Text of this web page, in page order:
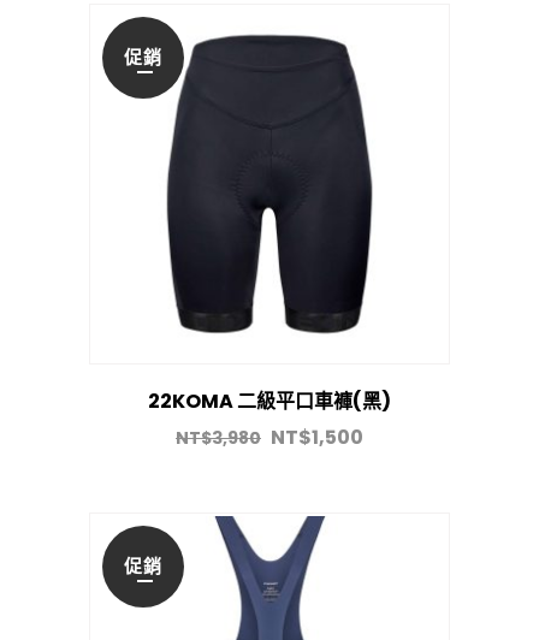
促銷
22KOMA 二級平口車褲(黑)
NT$3,980 NT$1,500
促銷